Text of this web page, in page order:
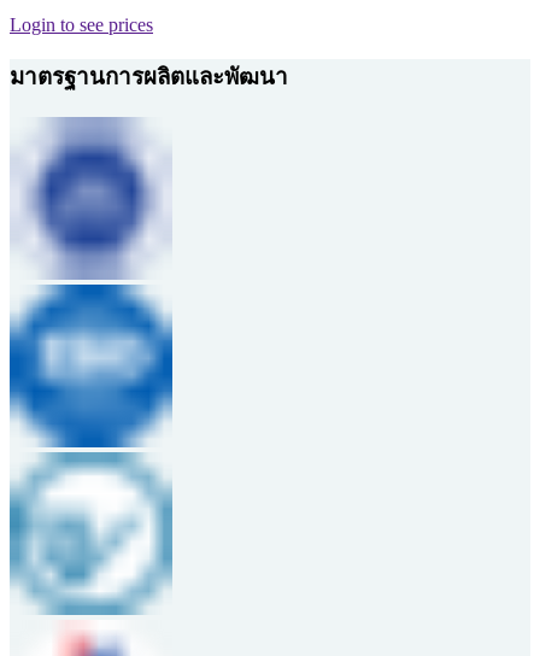
Login to see prices
มาตรฐานการผลิตและพัฒนา